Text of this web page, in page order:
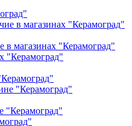
в магазинах "Керамоград"
"Керамоград"